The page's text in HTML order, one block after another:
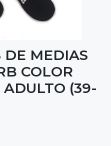
DE MEDIAS
COLOR
(39-